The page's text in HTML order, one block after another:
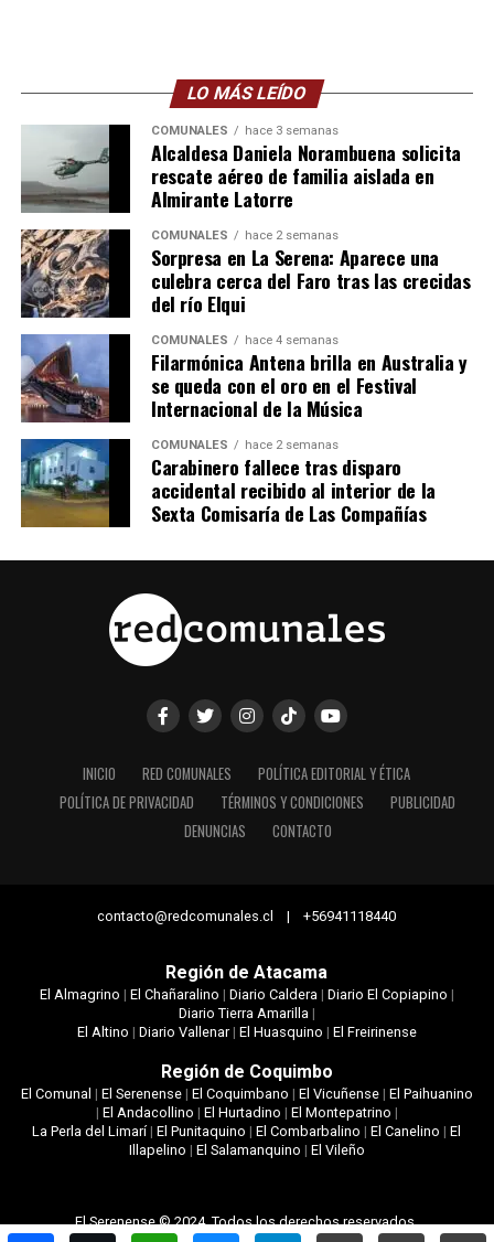
LO MÁS LEÍDO
COMUNALES hace 3 semanas
Alcaldesa Daniela Norambuena solicita
rescate aéreo de familia aislada en
Almirante Latorre
COMUNALES hace 2 semanas
Sorpresa en La Serena: Aparece una
culebra cerca del Faro tras las crecidas
del río Elqui
COMUNALES hace 4 semanas
Filarmónica Antena brilla en Australia y
se queda con el oro en el Festival
Internacional de la Música
COMUNALES hace 2 semanas
Carabinero fallece tras disparo
accidental recibido al interior de la
Sexta Comisaría de Las Compañías
INICIO RED COMUNALES
POLÍTICA EDITORIAL Y ÉTICA
POLÍTICA DE PRIVACIDAD
TÉRMINOS Y CONDICIONES
PUBLICIDAD
DENUNCIAS
CONTACTO
contacto@redcomunales.cl | +56941118440
Región de Atacama
El Almagrino | El Chañaralino | Diario Caldera| Diario El Copiapino |
Diario Tierra Amarilla|
El Altino | Diario Vallenar| El Huasquino | El Freirinense
Región de Coquimbo
El Comunal | El Serenense| El Coquimbano | El Vicuñense| El Paihuanino
| El Andacollino | El Hurtadino | El Montepatrino |
La Perla del Limarí|El Punitaquino |El Combarbalino |El Canelino |El
Illapelino | El Salamanquino | El Vileño
El Serenense © 2024. Todos los derechos reservados.